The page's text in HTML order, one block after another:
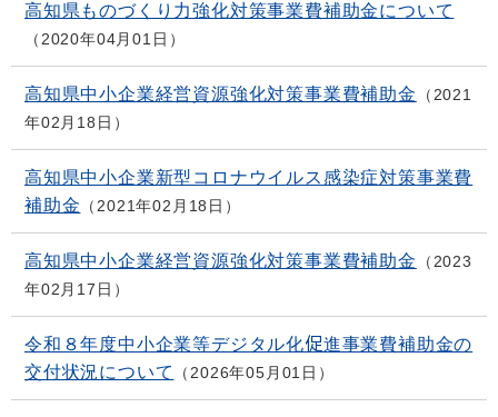
高知県ものづくり力強化対策事業費補助金について
2020年04月01日
高知県中小企業経営資源強化対策事業費補助金
2021
年02月18日
高知県中小企業新型コロナウイルス感染症対策事業費
補助金
2021年02月18日
高知県中小企業経営資源強化対策事業費補助金
2023
年02月17日
令和８年度中小企業等デジタル化促進事業費補助金の
交付状況について
2026年05月01日